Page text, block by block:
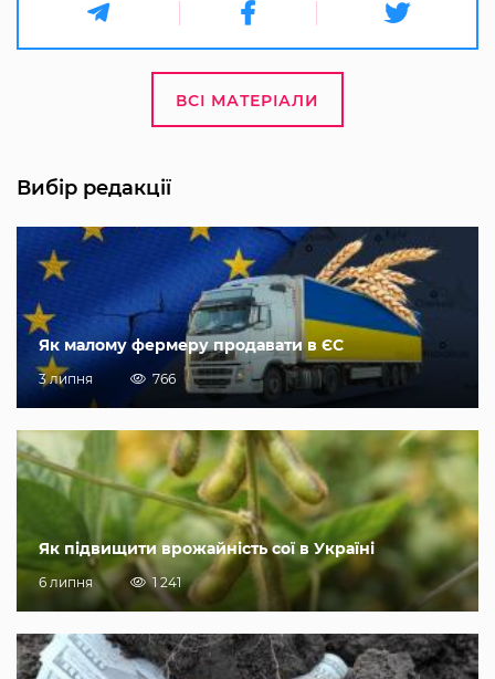
ВСІ МАТЕРІАЛИ
Вибір редакції
Як малому фермеру продавати в ЄС
3 липня 766
Як підвищити врожайність сої в Україні
6 липня 1 241